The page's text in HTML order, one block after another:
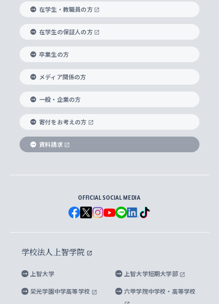
経済学部
外国語学部
総合グローバル学部
国際教養学部
理工学部
Futures） – 持続可能な未来を考える６学科連携
身体知
思考と表現
データサイエンス
グローバル教育センター
上智大学で学ぶ
海外で学ぶ
学びのサポート
大学院
神学研究科
実践宗教学研究科
総合人間科学研究科
経済学研究科
グローバル・スタディーズ研究科
助産学専攻科
生涯学習
国際言語情報研究所
グローバル・コンサーン研究所
比較文化研究所
ヨーロッパ研究所
アジア文化研究所
アメリカ・カナダ研究所
メディア・ジャーナリズム研究所
水稀少社会研究センター
先進機械・構造材料イノベーションセンター
研究支援制度
重点領域研究・自由課題研究
研究活動に関する法令・研究費の使用について
ボランティア活動
学生の相談窓口
心身の健康相談
ハラスメント防止の取り組み
障がいのある学生への支援
キャリア形成サポート
キャリア形成支援プログラム
就職（内定先）・進路統計
企業の採用ご担当者様へのご案内
住まいのサポート
科目等履修生
研究生・外国人特別研究生・国費留学生
交換留学生(海外大学から上智大学で学ぶ)
ノンディグリー生
Sophia Short-term Program受講生
学費・奨学金
学部入学前に出願する奨学金
国による高等教育の修学支援新制度
大学院生対象の奨学金
海外留学する際の費用と奨学金
学長・副学長紹介
上智大学の精神
上智大学の理念
上智大学の沿革
ソフィア・アーカイブズ
上智大学とカトリック
グローバルエンゲージメント
上智大学を訪れた世界の知性
国連Weeks・アフリカWeeks
ダイバーシティ＆サステナビリティへの取り組み
上智大学公式ソーシャルメディア
学校法人上智学院について
数字で見る上智大学
上智大学のネットワーク
父母・保証人とのネットワーク
学外とのネットワーク
上智大学の出版物
上智大学大学案内・大学院案内
英文広報誌 SOPHIA magazine
上智大学のビジュアル・アイデンティティ
上智大学ビジュアル・アイデンティティ
上智大学校歌 ・上智大学学生歌
上智大学への取材・キャンパスでの撮影について
上智大学の公開情報
上智大学の教育研究活動等の情報公表
キャンパス案内
在学生・教職員の方
在学生の保証人の方
卒業生の方
メディア関係の方
一般・企業の方
寄付をお考えの方
資料請求
OFFICIAL SOCIAL MEDIA
学校法人上智学院
上智大学 上智大学短期大学部
栄光学園中学高等学校 六甲学院中学校・高等学校